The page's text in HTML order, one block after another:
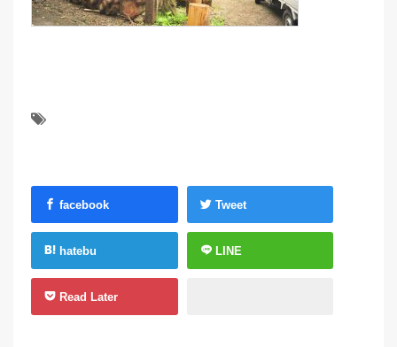
facebook Tweet
hatebu LINE
Read Later